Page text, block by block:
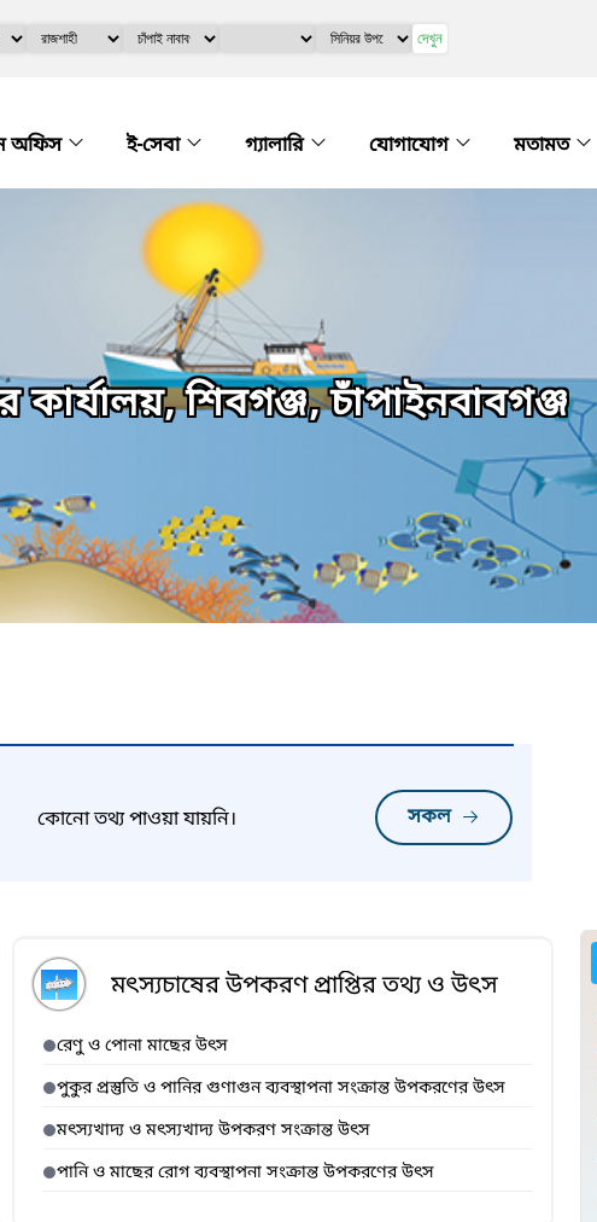
দেখুন
অফিস ই-সেবা গ্যালারি যোগাযোগ মতামত
শিবগঞ্জ, চাঁপাইনবাবগঞ্জ
সকল
কোনো তথ্য পাওয়া যায়নি।
মৎস্যচাষের উপকরণ প্রাপ্তির তথ্য ও উৎস
রেণু ও পোনা মাছের উৎস
পুকুর প্রস্তুতি ও পানির গুণাগুন ব্যবস্থাপনা সংক্রান্ত উপকরণের উৎস
মৎস্যখাদ্য ও মৎস্যখাদ্য উপকরণ সংক্রান্ত উৎস
পানি ও মাছের রোগ ব্যবস্থাপনা সংক্রান্ত উপকরণের উৎস